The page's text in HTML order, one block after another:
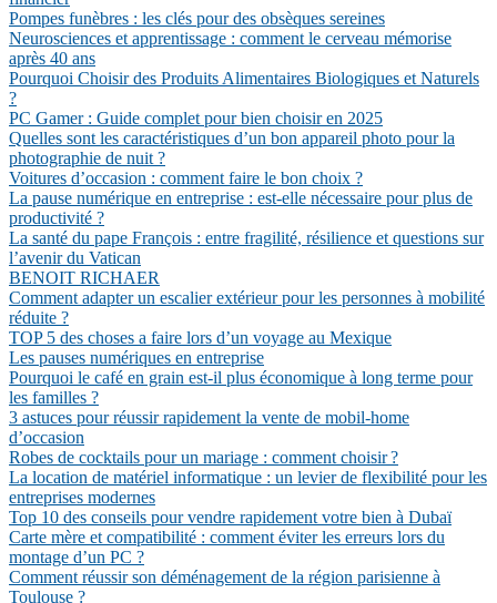
Pompes funèbres : les clés pour des obsèques sereines
Neurosciences et apprentissage : comment le cerveau mémorise
après 40 ans
Pourquoi Choisir des Produits Alimentaires Biologiques et Naturels
?
PC Gamer : Guide complet pour bien choisir en 2025
Quelles sont les caractéristiques d’un bon appareil photo pour la
photographie de nuit ?
Voitures d’occasion : comment faire le bon choix ?
La pause numérique en entreprise : est-elle nécessaire pour plus de
productivité ?
La santé du pape François : entre fragilité, résilience et questions sur
l’avenir du Vatican
BENOIT RICHAER
Comment adapter un escalier extérieur pour les personnes à mobilité
réduite ?
TOP 5 des choses a faire lors d’un voyage au Mexique
Les pauses numériques en entreprise
Pourquoi le café en grain est-il plus économique à long terme pour
les familles ?
3 astuces pour réussir rapidement la vente de mobil-home
d’occasion
Robes de cocktails pour un mariage : comment choisir ?
La location de matériel informatique : un levier de flexibilité pour les
entreprises modernes
Top 10 des conseils pour vendre rapidement votre bien à Dubaï
Carte mère et compatibilité : comment éviter les erreurs lors du
montage d’un PC ?
Comment réussir son déménagement de la région parisienne à
Toulouse ?